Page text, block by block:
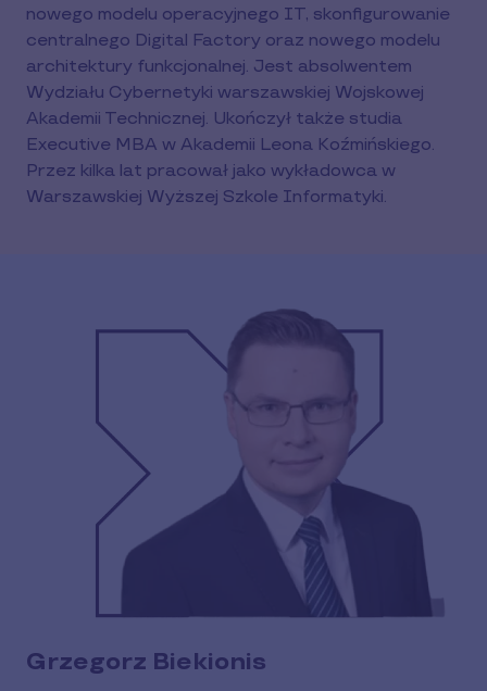
nowego modelu operacyjnego IT, skonfigurowanie
centralnego Digital Factory oraz nowego modelu
architektury funkcjonalnej. Jest absolwentem
Wydziału Cybernetyki warszawskiej Wojskowej
Akademii Technicznej. Ukończył także studia
Executive MBA w Akademii Leona Koźmińskiego.
Przez kilka lat pracował jako wykładowca w
Warszawskiej Wyższej Szkole Informatyki.
Grzegorz Biekionis